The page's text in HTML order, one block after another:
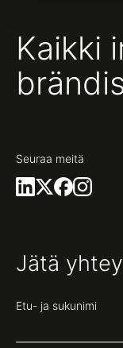
Kaikki
Seuraa meitä
Jätä
Etu- ja sukunimi